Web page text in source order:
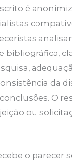
é
bibliográfica,
da
O
ou
o parecer